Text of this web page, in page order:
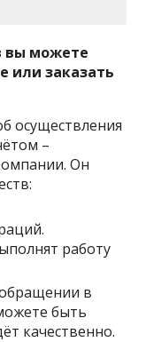
вы можете
или заказать
осуществления
–
Он
работу
в
быть
качественно.